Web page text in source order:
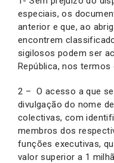
especiais, os
anterior e que, ao
encontrem
sigilosos podem ser
República, nos
2 – O acesso a que
divulgação do nome
colectivas, com
membros dos
funções executivas,
valor superior a 1